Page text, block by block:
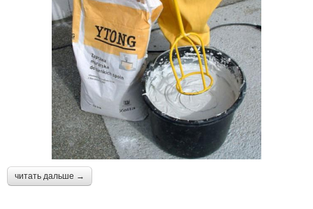
читать дальше →